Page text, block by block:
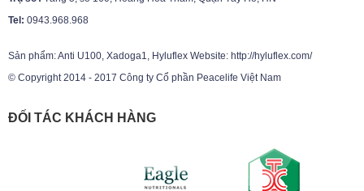
Tel: 0943.968.968
Sản phẩm: Anti U100, Xadoga1, Hyluflex Website: http://hyluflex.com/
© Copyright 2014 - 2017 Công ty Cổ phần Peacelife Việt Nam
ĐỐI TÁC KHÁCH HÀNG